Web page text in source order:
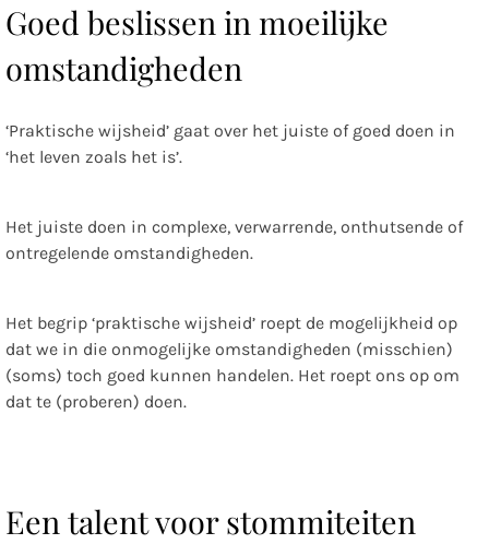
Goed beslissen in moeilijke
omstandigheden
‘Praktische wijsheid’ gaat over het juiste of goed doen in
‘het leven zoals het is’.
Het juiste doen in complexe, verwarrende, onthutsende of
ontregelende omstandigheden.
Het begrip ‘praktische wijsheid’ roept de mogelijkheid op
dat we in die onmogelijke omstandigheden (misschien)
(soms) toch goed kunnen handelen. Het roept ons op om
dat te (proberen) doen.
Een talent voor stommiteiten